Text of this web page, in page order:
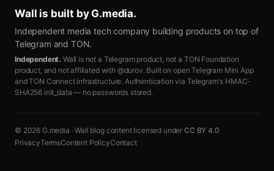
Wall is built by G.media.
Independent media tech company building products on top of
Telegram and TON.
Independent. Wall is not a Telegram product, not a TON Foundation
product, and not affiliated with @durov. Built on open Telegram Mini App
and TON Connect infrastructure. Authentication via Telegram's HMAC-
SHA256 init_data — no passwords stored.
© 2026 G.media · Wall blog content licensed under CC BY 4.0
PrivacyTermsContent PolicyContact